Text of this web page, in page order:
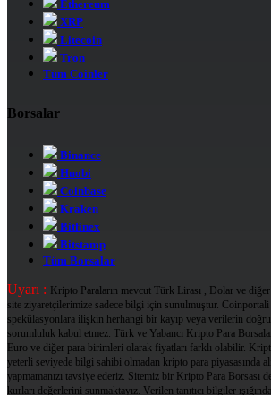
Ethereum
XRP
Litecoin
Tron
Tüm Coinler
Borsalar
Binance
Huobi
Coinbase
Kraken
Bitfinex
Bitstamp
Tüm Borsalar
Uyarı : Kripto Paraların mevcut Türk Lirası , Dolar ve
site ziyaretçilerimize sadece bilgi için sunulmuştur.
spekülasyonlara ilişkin herhangi bir kayıp veya verilerin
sorumluluk kabul etmez. Türk ve Yabancı Kripto Para
Euro ve diğer para birimleri olarak fiyatları farklı olabilir.
yeterli seviyede bilgi sahibi olmadan kripto para piyasasında
yapmamanızı tavsiye ederiz. Sitemiz bir Kripto Para Borsası
kurları değerlerini sunmaktayız. Verilen tanıtıcı bilgiler